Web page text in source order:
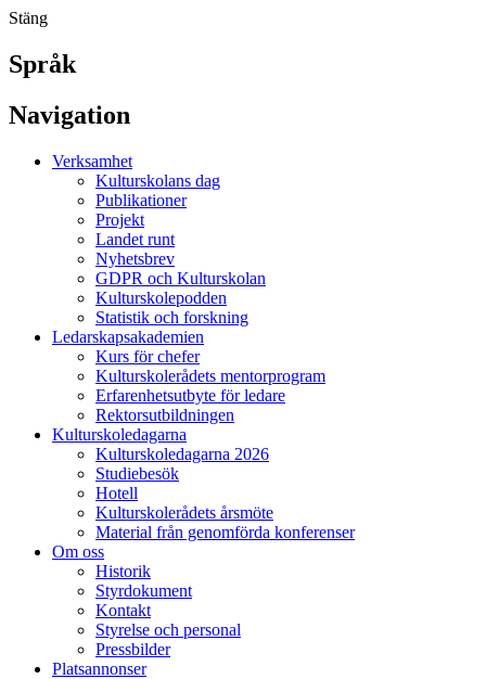
Stäng
Språk
Navigation
Verksamhet
Kulturskolans dag
Publikationer
Projekt
Landet runt
Nyhetsbrev
GDPR och Kulturskolan
Kulturskolepodden
Statistik och forskning
Ledarskapsakademien
Kurs för chefer
Kulturskolerådets mentorprogram
Erfarenhetsutbyte för ledare
Rektorsutbildningen
Kulturskoledagarna
Kulturskoledagarna 2026
Studiebesök
Hotell
Kulturskolerådets årsmöte
Material från genomförda konferenser
Om oss
Historik
Styrdokument
Kontakt
Styrelse och personal
Pressbilder
Platsannonser